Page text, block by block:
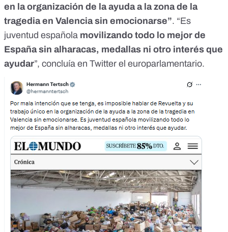
en la organización de la ayuda a la zona de la
tragedia en Valencia sin emocionarse”. “Es
juventud española movilizando todo lo mejor de
España sin alharacas, medallas ni otro interés que
ayudar”, concluía en Twitter el europarlamentario.